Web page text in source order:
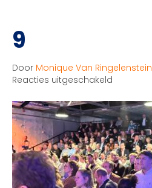
9
Door Monique Van Ringelenstein
Reacties uitgeschakeld